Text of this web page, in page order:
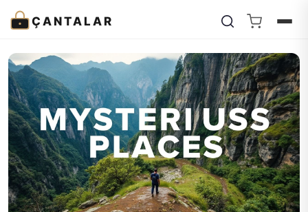
ÇANTALAR